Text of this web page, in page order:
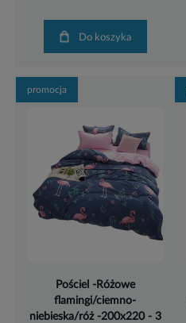
Do koszyka
Pościel -Różowe
flamingi/ciemno-
niebieska/róż -200x220 - 3
promocja